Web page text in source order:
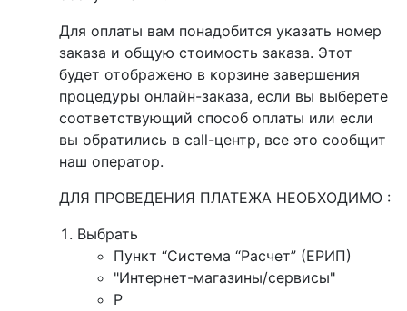
Для оплаты вам понадобится указать номер
заказа и общую стоимость заказа. Этот
будет отображено в корзине завершения
процедуры онлайн-заказа, если вы выберете
соответствующий способ оплаты или если
вы обратились в call-центр, все это сообщит
наш оператор.
ДЛЯ ПРОВЕДЕНИЯ ПЛАТЕЖА НЕОБХОДИМО :
Выбрать
Пункт “Система “Расчет” (ЕРИП)
"Интернет-магазины/сервисы"
P